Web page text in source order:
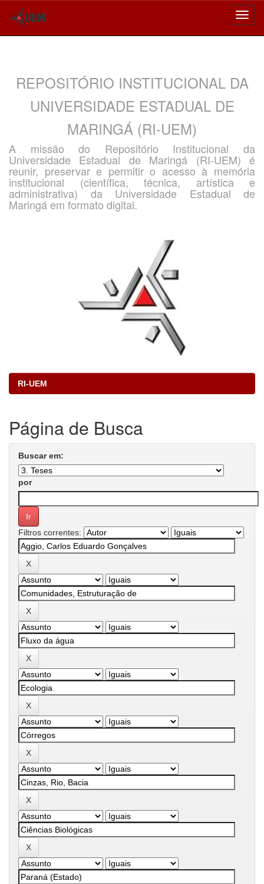
REPOSITÓRIO INSTITUCIONAL DA
UNIVERSIDADE ESTADUAL DE
MARINGÁ (RI-UEM)
A missão do Repositório Institucional da
Universidade Estadual de Maringá (RI-UEM) é
reunir, preservar e permitir o acesso à memória
institucional (científica, técnica, artística e
administrativa) da Universidade Estadual de
Maringá em formato digital.
RI-UEM
Página de Busca
Buscar em:
por
Filtros correntes: